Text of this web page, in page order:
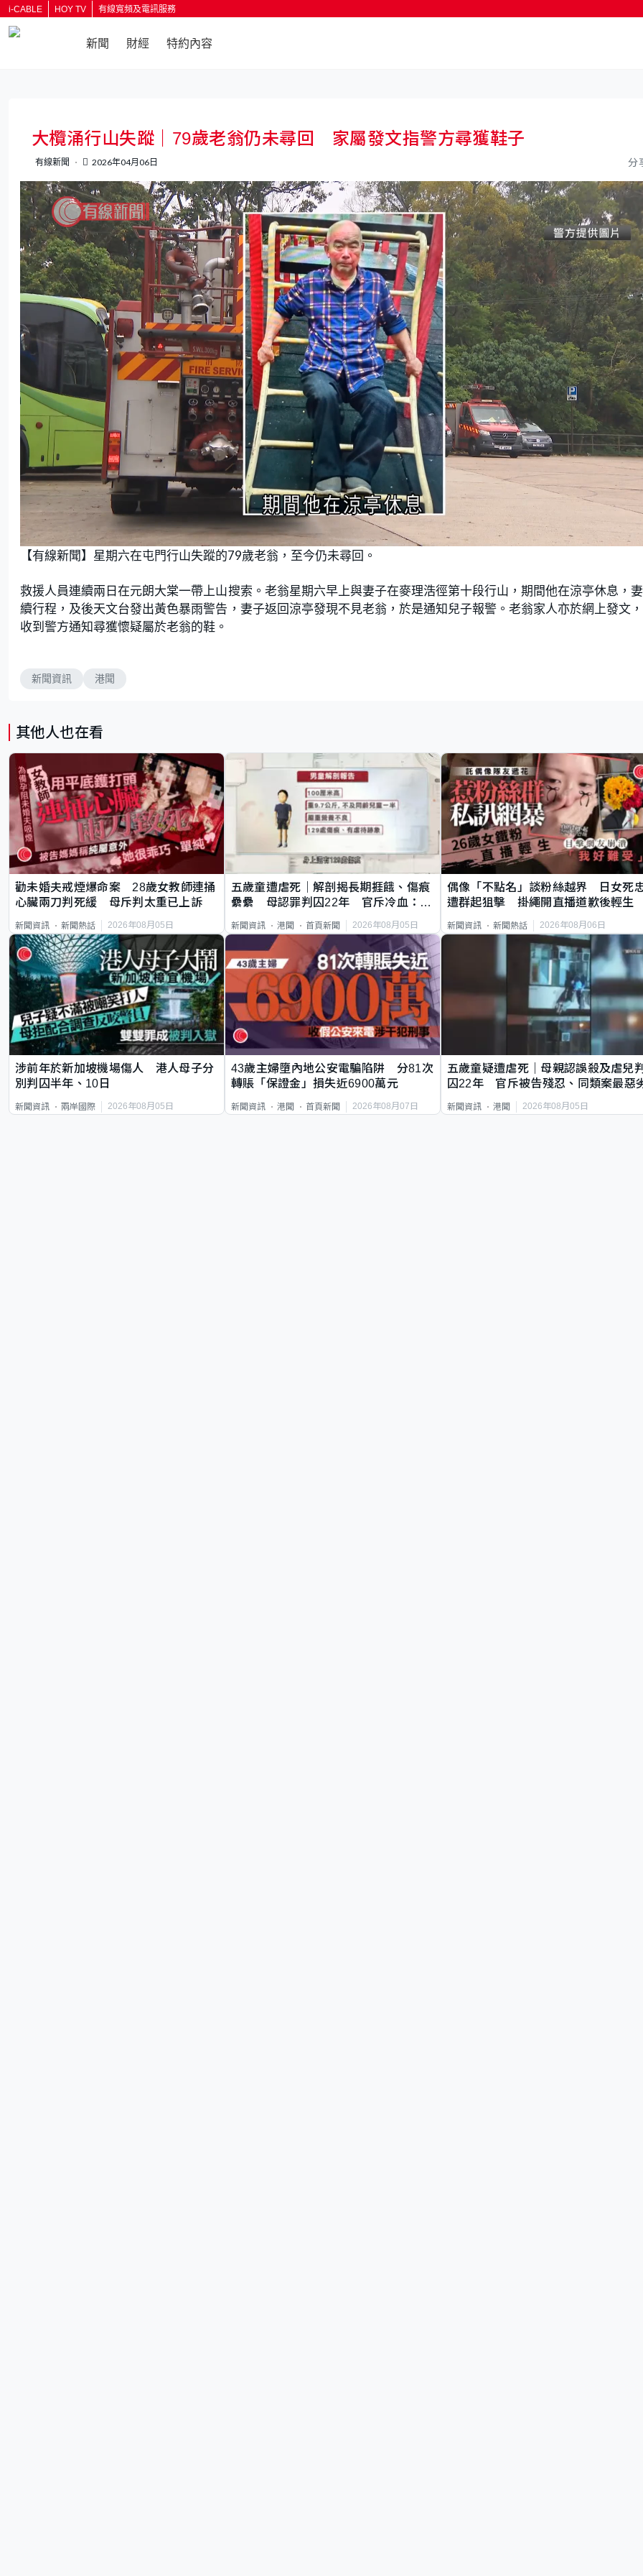
i-CABLE HOY TV 有線寬頻及電訊服務
新聞 財經 特約內容
大欖涌行山失蹤｜79歲老翁仍未尋回 家屬發文指警方尋獲鞋子
有線新聞 2026年04月06日 分
n
m
u
L
7
9
.
4
1
【有線新聞】星期六在屯門行山失蹤的79歲老翁，至今仍未尋回。
救援人員連續兩日在元朗大棠一帶上山搜索。老翁星期六早上與妻子在麥理浩徑第十段行山，期間他在涼亭休息，
續行程，及後天文台發出黃色暴雨警告，妻子返回涼亭發現不見老翁，於是通知兒子報警。老翁家人亦於網上發文
收到警方通知尋獲懷疑屬於老翁的鞋。
新聞資訊 港聞
其他人也在看
勸未婚夫戒煙爆命案 28歲女教師連捅
心臟兩刀判死緩 母斥判太重已上訴
新聞資訊 新聞熱話 2026年08月05日
五歲童遭虐死｜解剖揭長期捱餓、傷痕
纍纍 母認罪判囚22年 官斥冷血：同
新聞資訊 港聞 首頁新聞 2026年08月05日
偶像「不點名」談粉絲越界 日女死
遭群起狙擊 掛繩開直播道歉後輕生
新聞資訊 新聞熱話 2026年08月06日
涉前年於新加坡機場傷人 港人母子分
別判囚半年、10日
新聞資訊 兩岸國際 2026年08月05日
43歲主婦墮內地公安電騙陷阱 分81次
轉賬「保證金」損失近6900萬元
新聞資訊 港聞 首頁新聞 2026年08月07日
五歲童疑遭虐死｜母親認誤殺及虐兒
囚22年 官斥被告殘忍、同類案最惡
新聞資訊 港聞 2026年08月05日